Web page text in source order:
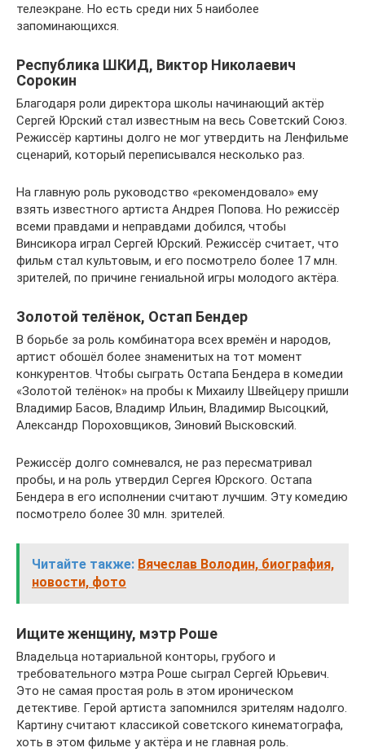
телеэкране. Но есть среди них 5 наиболее
запоминающихся.
Республика ШКИД, Виктор Николаевич
Сорокин
Благодаря роли директора школы начинающий актёр
Сергей Юрский стал известным на весь Советский Союз.
Режиссёр картины долго не мог утвердить на Ленфильме
сценарий, который переписывался несколько раз.
На главную роль руководство «рекомендовало» ему
взять известного артиста Андрея Попова. Но режиссёр
всеми правдами и неправдами добился, чтобы
Винсикора играл Сергей Юрский. Режиссёр считает, что
фильм стал культовым, и его посмотрело более 17 млн.
зрителей, по причине гениальной игры молодого актёра.
Золотой телёнок, Остап Бендер
В борьбе за роль комбинатора всех времён и народов,
артист обошёл более знаменитых на тот момент
конкурентов. Чтобы сыграть Остапа Бендера в комедии
«Золотой телёнок» на пробы к Михаилу Швейцеру пришли
Владимир Басов, Владимр Ильин, Владимир Высоцкий,
Александр Пороховщиков, Зиновий Высковский.
Режиссёр долго сомневался, не раз пересматривал
пробы, и на роль утвердил Сергея Юрского. Остапа
Бендера в его исполнении считают лучшим. Эту комедию
посмотрело более 30 млн. зрителей.
Читайте также: Вячеслав Володин, биография,
новости, фото
Ищите женщину, мэтр Роше
Владельца нотариальной конторы, грубого и
требовательного мэтра Роше сыграл Сергей Юрьевич.
Это не самая простая роль в этом ироническом
детективе. Герой артиста запомнился зрителям надолго.
Картину считают классикой советского кинематографа,
хоть в этом фильме у актёра и не главная роль.